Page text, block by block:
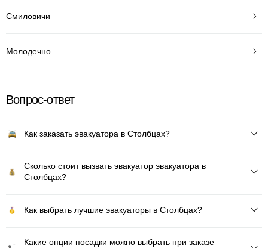
Смиловичи
Молодечно
Вопрос-ответ
Как заказать эвакуатора в Столбцах?
Сколько стоит вызвать эвакуатор эвакуатора в
Столбцах?
Как выбрать лучшие эвакуаторы в Столбцах?
Какие опции посадки можно выбрать при заказе